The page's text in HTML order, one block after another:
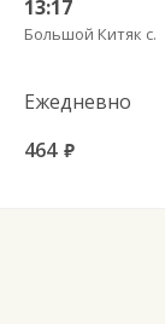
13:17
Большой Китяк с.
Ежедневно
464 руб.